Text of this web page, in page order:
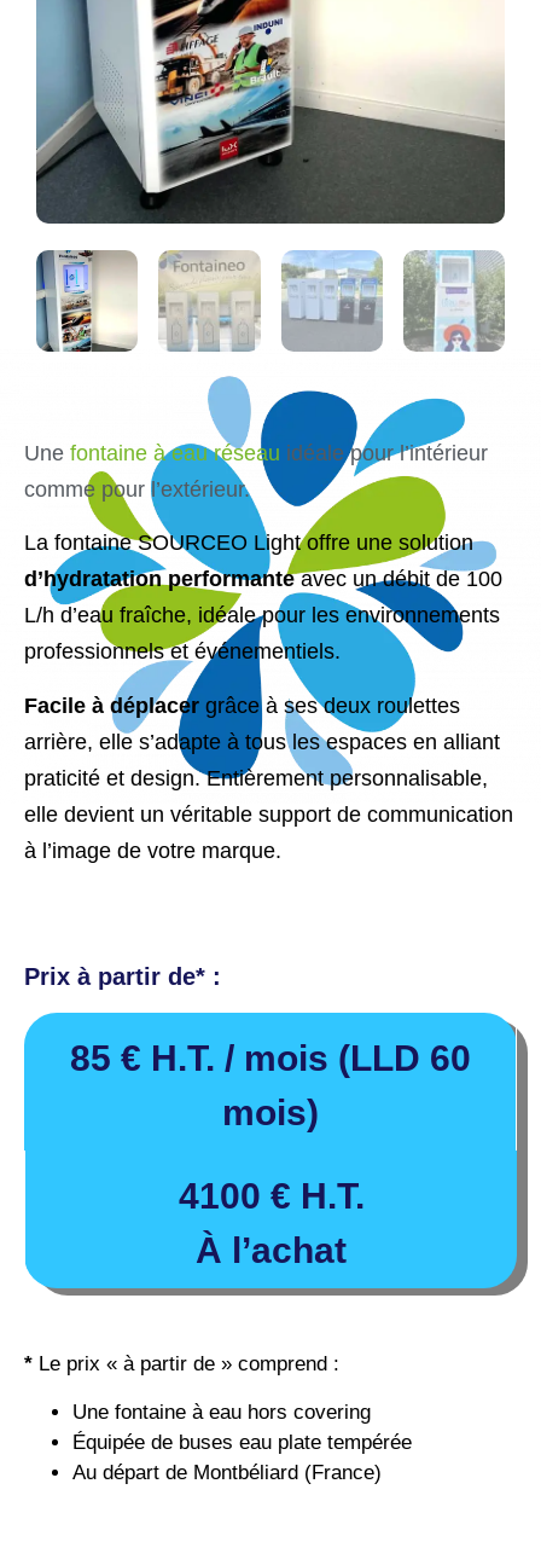
Une fontaine à eau réseau idéale pour l’intérieur
comme pour l’extérieur.
La fontaine SOURCEO Light offre une solution
d’hydratation performanteavec un débit de 100
L/h d’eau fraîche, idéale pour les environnements
professionnels et événementiels.
Facile à déplacer grâce à ses deux roulettes
arrière, elle s’adapte à tous les espaces en alliant
praticité et design. Entièrement personnalisable,
elle devient un véritable support de communication
à l’image de votre marque.
Prix à partir de* :
85 € H.T. / mois (LLD 60
mois)
4100 € H.T.
À l’achat
* Le prix « à partir de » comprend :
Une fontaine à eau hors covering
Équipée de buses eau plate tempérée
Au départ de Montbéliard (France)